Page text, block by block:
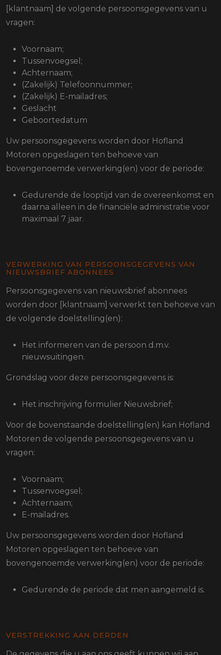
[klantnaam] de volgende persoonsgegevens van u
vragen:
Voornaam;
Tussenvoegsel;
Achternaam;
(Zakelijk) Telefoonnummer;
(Zakelijk) E-mailadres;
Geslacht
Geboortedatum
Uw persoonsgegevens worden door Hofland
Motoren opgeslagen ten behoeve van
bovengenoemde verwerking(en) voor de periode:
Gedurende de looptijd van de overeenkomst en
daarna alleen in de financiële administratie voor
maximaal 7 jaar.
VERWERKING VAN PERSOONSGEGEVENS VAN
NIEUWSBRIEF ABONNEES
Persoonsgegevens van nieuwsbrief abonnees
worden door [klantnaam] verwerkt ten behoeve van
de volgende doelstelling(en):
Het informeren van de persoon d.m.v.
nieuwsuitingen.
Grondslag voor deze persoonsgegevens is:
Het inschrijving formulier Nieuwsbrief;
Voor de bovenstaande doelstelling(en) kan Hofland
Motoren de volgende persoonsgegevens van u
vragen:
Voornaam;
Tussenvoegsel;
Achternaam;
E-mailadres.
Uw persoonsgegevens worden door Hofland
Motoren opgeslagen ten behoeve van
bovengenoemde verwerking(en) voor de periode:
Gedurende de periode dat men aangemeld is.
VERSTREKKING AAN DERDEN